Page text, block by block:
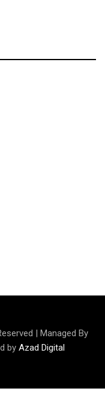
| Managed By
by Azad Digital